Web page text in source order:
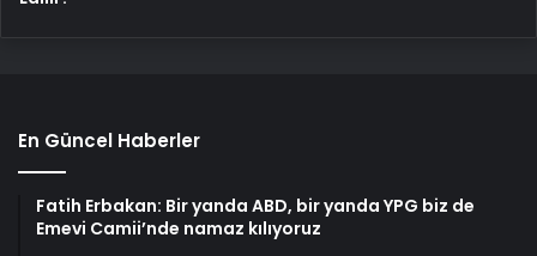
En Güncel Haberler
Fatih Erbakan: Bir yanda ABD, bir yanda YPG biz de
Emevi Camii’nde namaz kılıyoruz